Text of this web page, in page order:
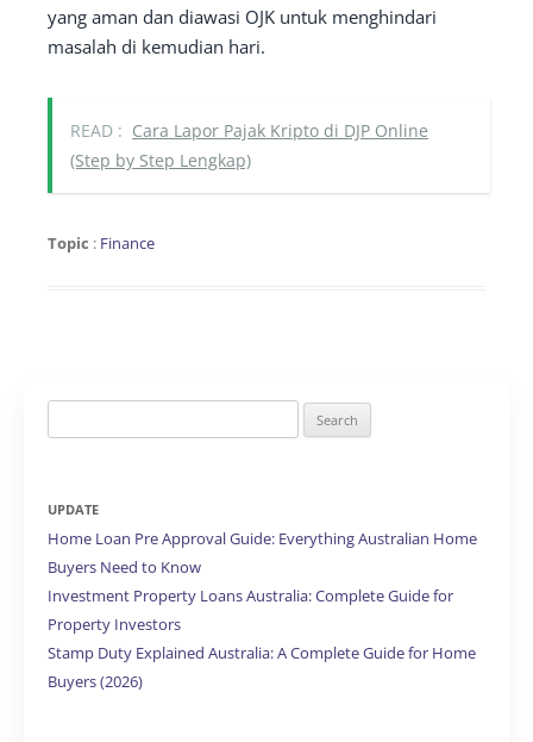
yang aman dan diawasi OJK untuk menghindari
masalah di kemudian hari.
READ : Cara Lapor Pajak Kripto di DJP Online
(Step by Step Lengkap)
Topic : Finance
for:
UPDATE
Home Loan Pre Approval Guide: Everything Australian Home
Buyers Need to Know
Investment Property Loans Australia: Complete Guide for
Property Investors
Stamp Duty Explained Australia: A Complete Guide for Home
Buyers (2026)